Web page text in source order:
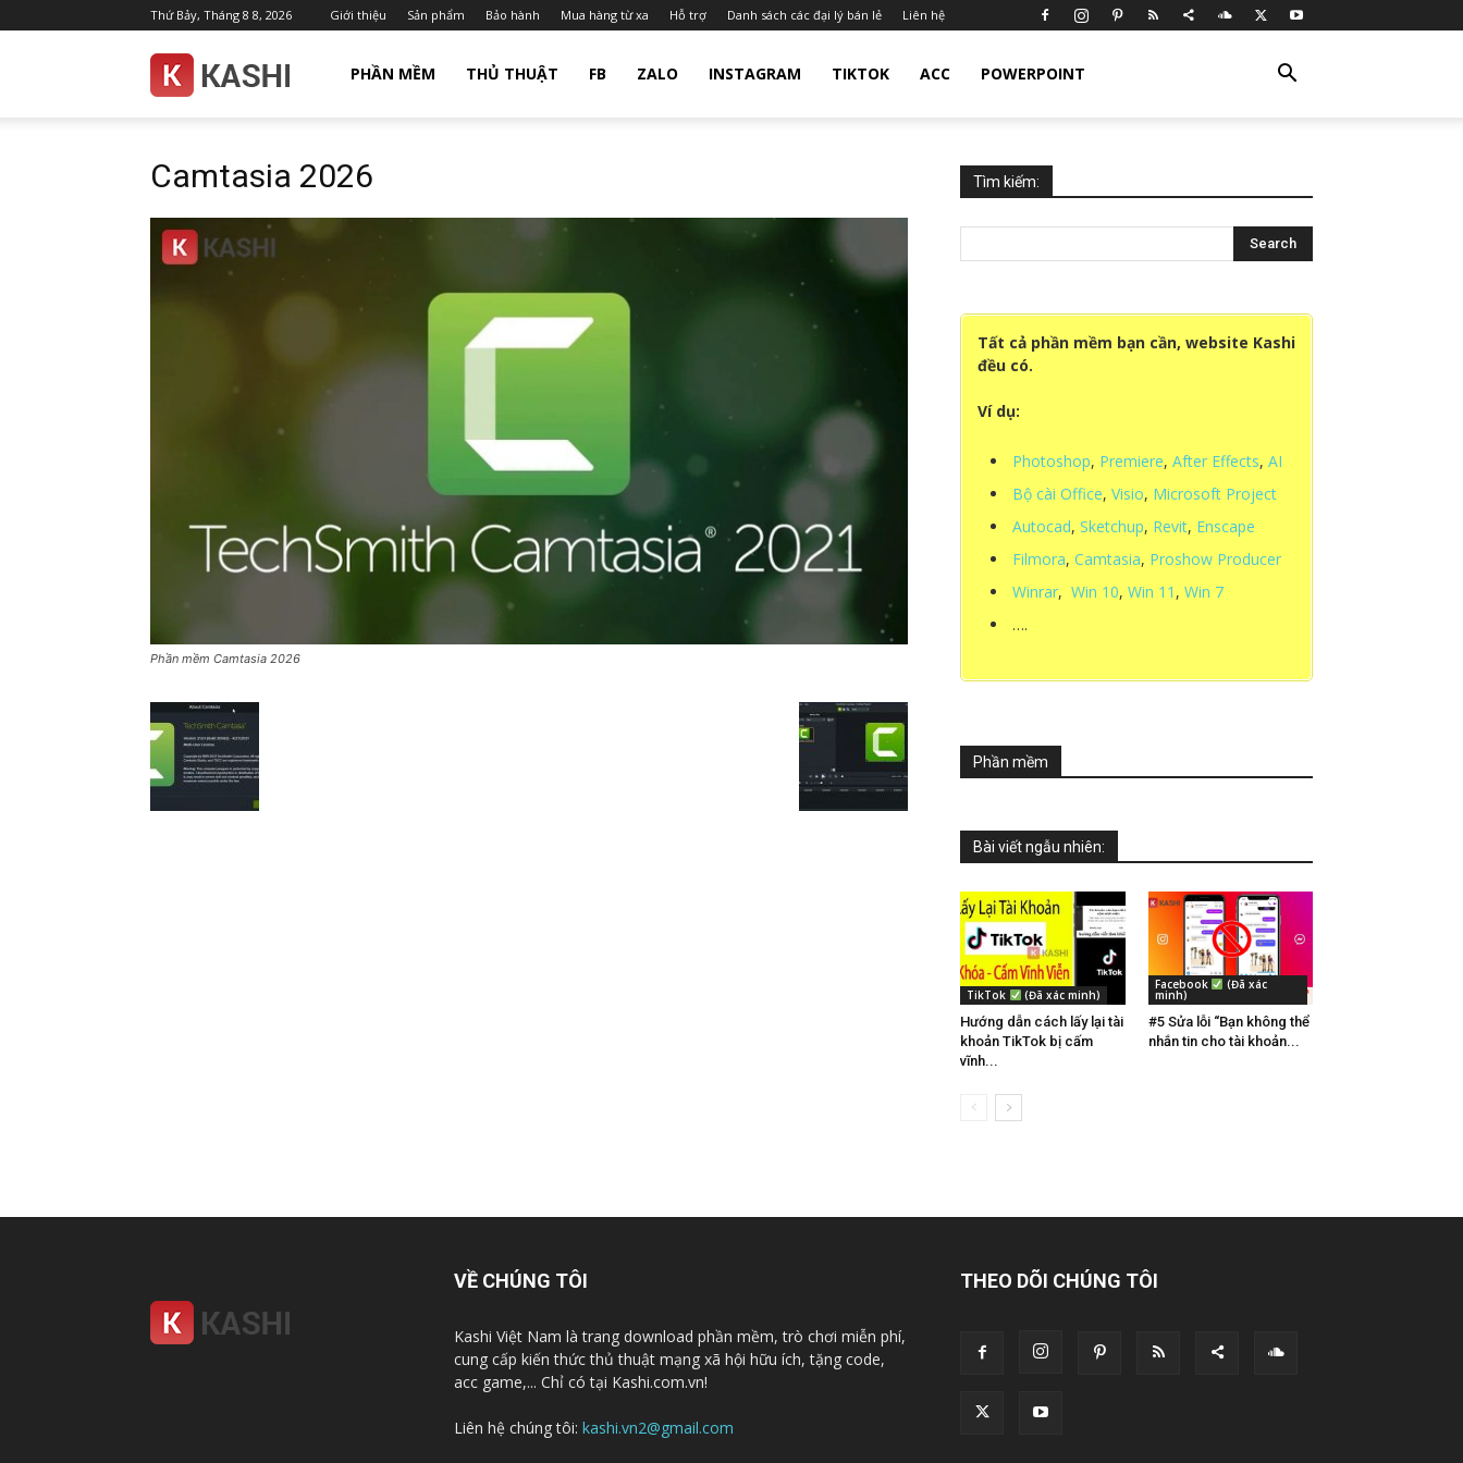
Thứ Bảy, Tháng 8 8, 2026 Giới thiệu Sản phẩm Bảo hành Mua hàng từ xa Hỗ trợ Danh sách các đại lý bán lẻ Liên hệ
Kashi.com.vnPHẦN MỀM THỦ THUẬT FB ZALO INSTAGRAM TIKTOK ACC POWERPOINT
Camtasia 2026
Phần mềm Camtasia 2026
Tìm kiếm:
Tất cả phần mềm bạn cần, website Kashi
đều có.
Ví dụ:
Photoshop, Premiere, After Effects, AI
Bộ cài Office, Visio, Microsoft Project
Autocad, Sketchup, Revit, Enscape
Filmora, Camtasia, Proshow Producer
Winrar, Win 10, Win 11 , Win 7
….
Phần mềm
Bài viết ngẫu nhiên:
TikTok (Đã xác minh)
Hướng dẫn cách lấy lại tài
khoản TikTok bị cấm
vĩnh...
Facebook (Đã xác
minh)
#5 Sửa lỗi “Bạn không thể
nhắn tin cho tài khoản...
VỀ CHÚNG TÔI
Kashi Việt Nam là trang download phần mềm, trò chơi miễn phí,
cung cấp kiến thức thủ thuật mạng xã hội hữu ích, tặng code,
acc game,... Chỉ có tại Kashi.com.vn!
Liên hệ chúng tôi: kashi.vn2@gmail.com
THEO DÕI CHÚNG TÔI